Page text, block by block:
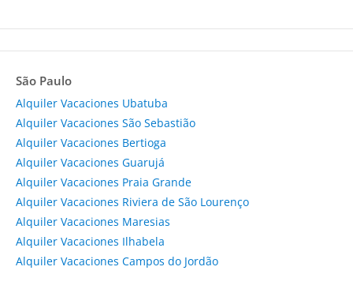
São Paulo
Alquiler Vacaciones Ubatuba
Alquiler Vacaciones São Sebastião
Alquiler Vacaciones Bertioga
Alquiler Vacaciones Guarujá
Alquiler Vacaciones Praia Grande
Alquiler Vacaciones Riviera de São Lourenço
Alquiler Vacaciones Maresias
Alquiler Vacaciones Ilhabela
Alquiler Vacaciones Campos do Jordão